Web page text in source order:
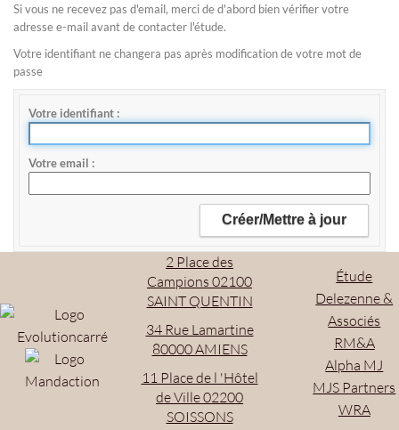
Si vous ne recevez pas d'email, merci de d'abord bien vérifier votre
adresse e-mail avant de contacter l'étude.
Votre identifiant ne changera pas après modification de votre mot de
passe
Votre identifiant
Votre email
2 Place des
Campions 02100
SAINT QUENTIN
34 Rue Lamartine
80000 AMIENS
11 Place de l 'Hôtel
de Ville 02200
SOISSONS
Étude
Delezenne &
Associés
RM&A
Alpha MJ
MJS Partners
WRA